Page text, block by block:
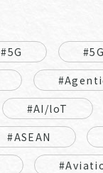
#5G
#AI/loT
#ASEAN